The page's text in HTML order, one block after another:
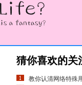
猜你喜欢的关
教你认清网络特殊